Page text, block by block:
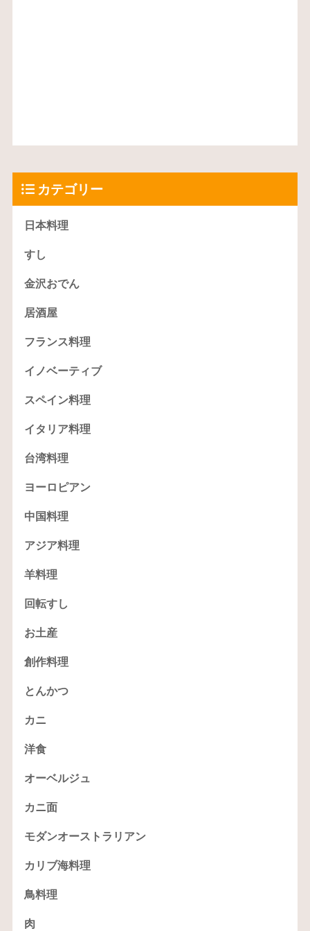
カテゴリー
日本料理
すし
金沢おでん
居酒屋
フランス料理
イノベーティブ
スペイン料理
イタリア料理
台湾料理
ヨーロピアン
中国料理
アジア料理
羊料理
回転すし
お土産
創作料理
とんかつ
カニ
洋食
オーベルジュ
カニ面
モダンオーストラリアン
カリブ海料理
鳥料理
肉